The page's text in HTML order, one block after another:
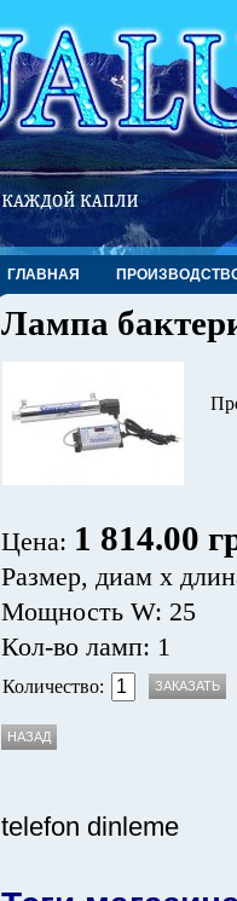
ГЛАВНАЯ
Лампа
Цена: 1 814.00
Размер, диам х
Мощность W: 25
Кол-во ламп: 1
Количество:
telefon dinleme